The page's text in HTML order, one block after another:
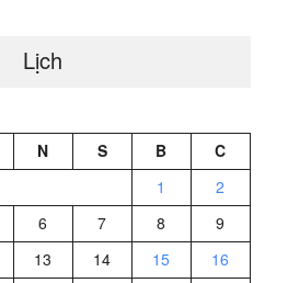
Lịch
N S B
C
1
2
6 7 8
9
13 14 15
16